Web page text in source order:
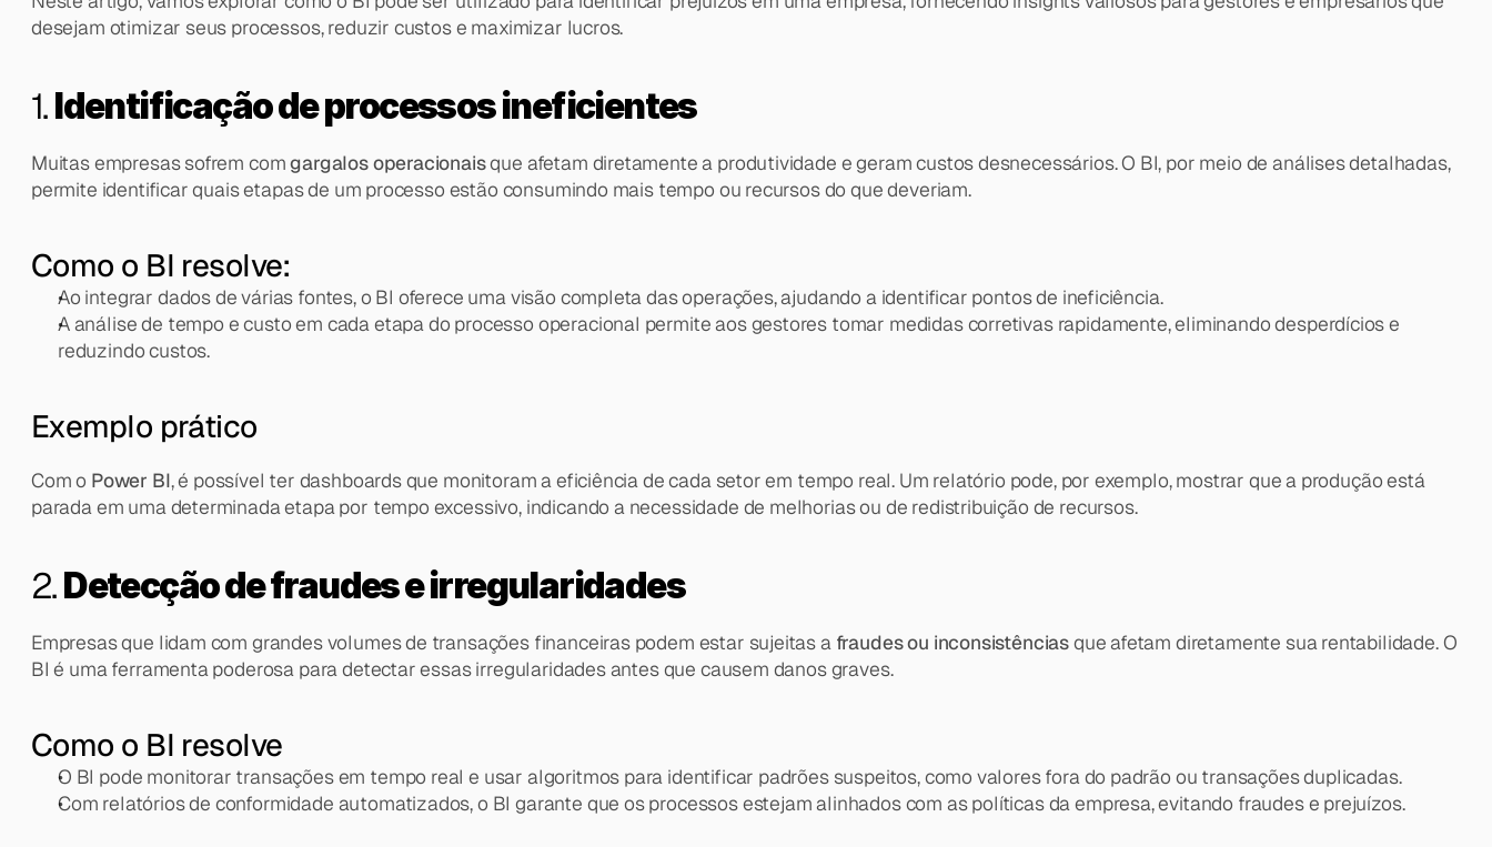
desejam otimizar seus processos, reduzir custos e maximizar lucros.
1. Identificação de processos ineficientes
Muitas empresas sofrem com gargalos operacionais que afetam diretamente a produtividade e geram custos desnecessários. O BI, por meio de análises detalhadas,
permite identificar quais etapas de um processo estão consumindo mais tempo ou recursos do que deveriam.
Como o BI resolve:
Ao integrar dados de várias fontes, o BI oferece uma visão completa das operações, ajudando a identificar pontos de ineficiência.
A análise de tempo e custo em cada etapa do processo operacional permite aos gestores tomar medidas corretivas rapidamente, eliminando desperdícios e
reduzindo custos.
Exemplo prático
Com o Power BI, é possível ter dashboards que monitoram a eficiência de cada setor em tempo real. Um relatório pode, por exemplo, mostrar que a produção está
parada em uma determinada etapa por tempo excessivo, indicando a necessidade de melhorias ou de redistribuição de recursos.
2. Detecção de fraudes e irregularidades
Empresas que lidam com grandes volumes de transações financeiras podem estar sujeitas a fraudes ou inconsistências que afetam diretamente sua rentabilidade. O
BI é uma ferramenta poderosa para detectar essas irregularidades antes que causem danos graves.
Como o BI resolve
O BI pode monitorar transações em tempo real e usar algoritmos para identificar padrões suspeitos, como valores fora do padrão ou transações duplicadas.
Com relatórios de conformidade automatizados, o BI garante que os processos estejam alinhados com as políticas da empresa, evitando fraudes e prejuízos.